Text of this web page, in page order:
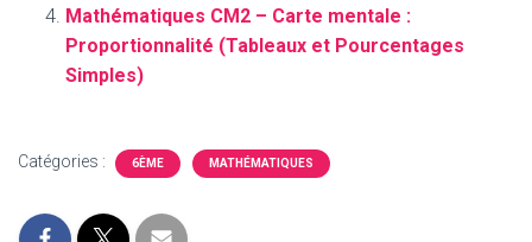
Mathématiques CM2 – Carte mentale :
Proportionnalité (Tableaux et Pourcentages
Simples)
Catégories : 6ÈME MATHÉMATIQUES